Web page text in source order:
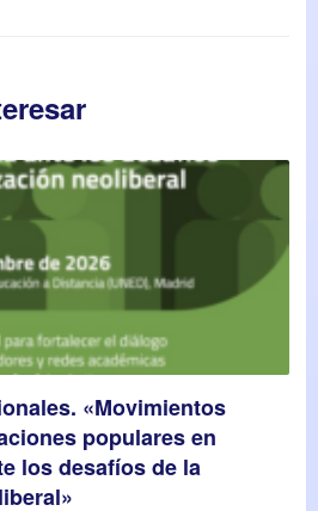
«Movimientos
populares en
los desafíos de la